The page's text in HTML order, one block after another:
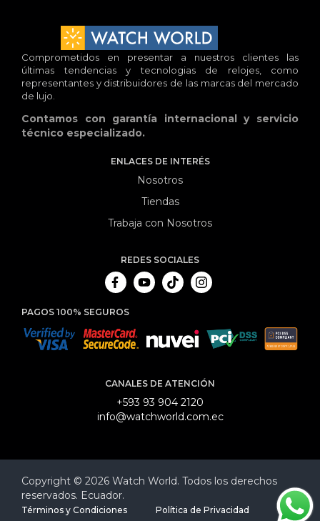
Comprometidos en presentar a nuestros clientes las
últimas tendencias y tecnologias de relojes, como
representantes y distribuidores de las marcas del mercado
de lujo.
Contamos con garantía internacional y servicio
técnico especializado.
ENLACES DE INTERÉS
Nosotros
Tiendas
Trabaja con Nosotros
REDES SOCIALES
PAGOS 100% SEGUROS
CANALES DE ATENCIÓN
+593 93 904 2120
info@watchworld.com.ec
Copyright © 2026 Watch World. Todos los derechos
reservados. Ecuador.
Términos y Condiciones Política de Privacidad